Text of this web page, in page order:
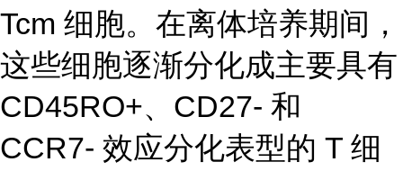
Tcm 细胞。在离体培养期间，
这些细胞逐渐分化成主要具有
CD45RO+、CD27- 和
CCR7- 效应分化表型的 T 细